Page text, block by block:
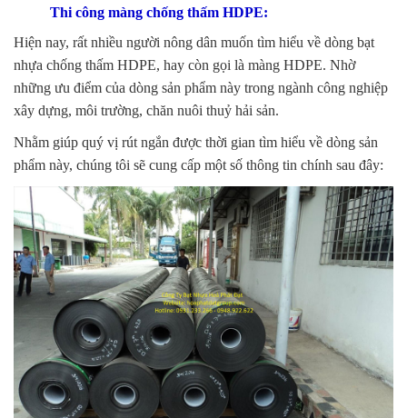
Thi công màng chống thấm HDPE:
Hiện nay, rất nhiều người nông dân muốn tìm hiểu về dòng bạt
nhựa chống thấm HDPE, hay còn gọi là màng HDPE. Nhờ
những ưu điểm của dòng sản phẩm này trong ngành công nghiệp
xây dựng, môi trường, chăn nuôi thuỷ hải sản.
Nhằm giúp quý vị rút ngắn được thời gian tìm hiểu về dòng sản
phẩm này, chúng tôi sẽ cung cấp một số thông tin chính sau đây: